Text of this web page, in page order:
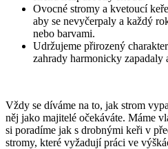
Ovocné stromy a kvetoucí
aby se nevyčerpaly a každý
nebo barvami.
Udržujeme přirozený
zahrady harmonicky
Vždy se díváme na to, jak strom
něj jako majitelé očekáváte. Máme
si poradíme jak s drobnými keři v
stromy, které vyžadují práci ve